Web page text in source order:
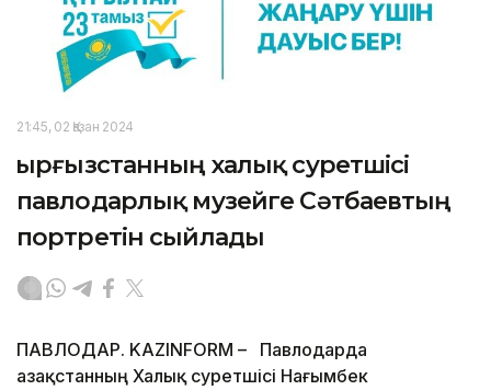
21:45, 02 Қазан 2024
Қырғызстанның халық суретшісі
павлодарлық музейге Сәтбаевтың
портретін сыйлады
ПАВЛОДАР. KAZINFORM – Павлодарда
Қазақстанның Халық суретшісі Нағымбек